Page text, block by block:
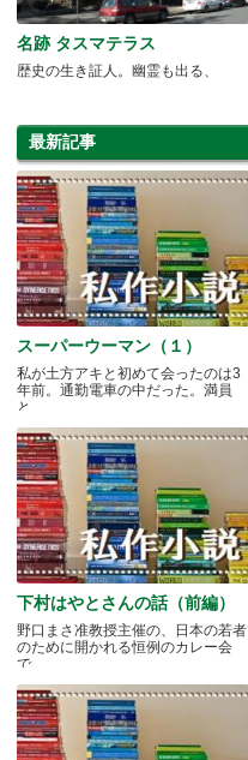
名跡 タスマテラス
歴史の生き証人。幽霊も出る、
最新記事
スーパーウーマン（１）
私が土方アキと初めて会ったのは3
年前。通勤電車の中だった。満員
と.....
下村はやとさんの話（前編）
野口まさ准教授主催の、日本の若者
のために開かれる恒例のカレー会
で.....